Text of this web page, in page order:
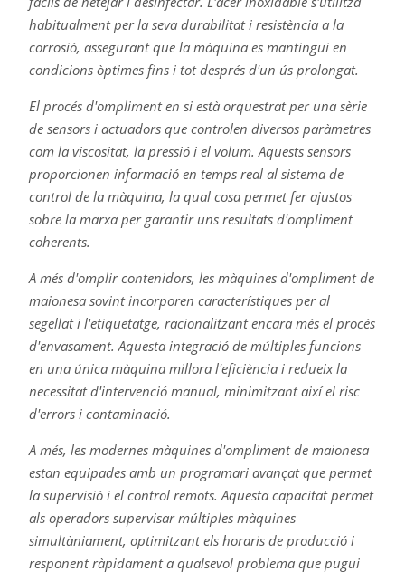
habitualment per la seva durabilitat i resistència a la
corrosió, assegurant que la màquina es mantingui en
condicions òptimes fins i tot després d'un ús prolongat.
El procés d'ompliment en si està orquestrat per una sèrie
de sensors i actuadors que controlen diversos paràmetres
com la viscositat, la pressió i el volum. Aquests sensors
proporcionen informació en temps real al sistema de
control de la màquina, la qual cosa permet fer ajustos
sobre la marxa per garantir uns resultats d'ompliment
coherents.
A més d'omplir contenidors, les màquines d'ompliment de
maionesa sovint incorporen característiques per al
segellat i l'etiquetatge, racionalitzant encara més el procés
d'envasament. Aquesta integració de múltiples funcions
en una única màquina millora l'eficiència i redueix la
necessitat d'intervenció manual, minimitzant així el risc
d'errors i contaminació.
A més, les modernes màquines d'ompliment de maionesa
estan equipades amb un programari avançat que permet
la supervisió i el control remots. Aquesta capacitat permet
als operadors supervisar múltiples màquines
simultàniament, optimitzant els horaris de producció i
responent ràpidament a qualsevol problema que pugui